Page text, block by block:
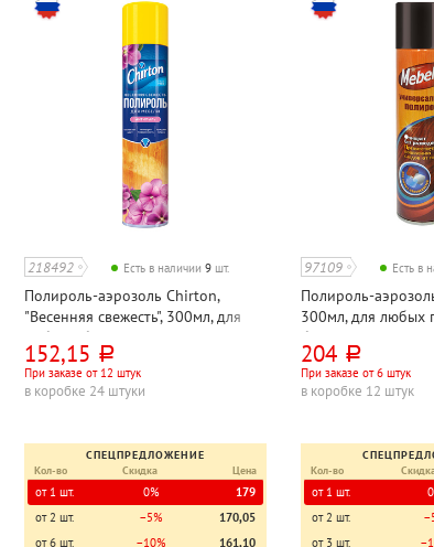
218492 Есть в наличии9 шт.
Полироль-аэрозоль Chirton,
"Весенняя свежесть", 300мл, для
мебели, баллон, антипыль
152,15 руб.
При заказе от 12 штук
в коробке 24 штуки
СПЕЦПРЕДЛОЖЕНИЕ
Кол-во
Скидка Цена
от 1 шт. 0%
179
от 2 шт.
−5%
170,05
от 6 шт.
−10%
161,10
97109 Есть в
Полироль-
300мл, для любых
баллон
204 руб.
При заказе от 6 штук
в коробке 12 штук
Кол-во
от 1 шт.
от 2 шт.
от 3 шт.